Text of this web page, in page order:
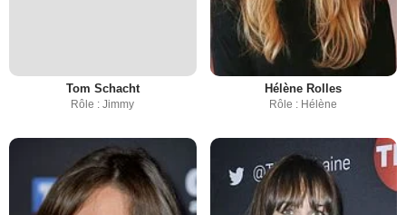
Tom Schacht
Rôle : Jimmy
Hélène Rolles
Rôle : Hélène